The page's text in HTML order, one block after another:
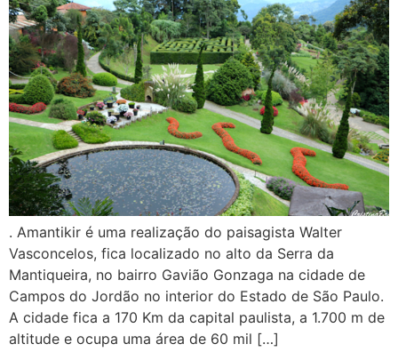
. Amantikir é uma realização do paisagista Walter
Vasconcelos, fica localizado no alto da Serra da
Mantiqueira, no bairro Gavião Gonzaga na cidade de
Campos do Jordão no interior do Estado de São Paulo.
A cidade fica a 170 Km da capital paulista, a 1.700 m de
altitude e ocupa uma área de 60 mil […]